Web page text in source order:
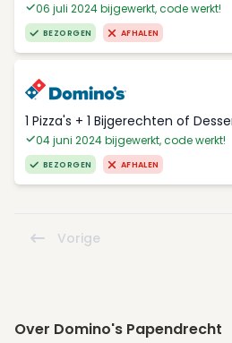
06 juli 2024 bijgewerkt, code werkt!
BEZORGEN AFHALEN
1 Pizza's + 1 Bijgerechten of
04 juni 2024 bijgewerkt, code werkt!
BEZORGEN AFHALEN
Vorige
Over Domino's Papendrecht